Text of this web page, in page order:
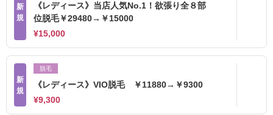
新
規
《レディース》当店人気No.1！欲張り全８部
位脱毛￥29480→￥15000
¥15,000
新
規
脱毛
《レディース》VIO脱毛 ￥11880→￥9300
¥9,300